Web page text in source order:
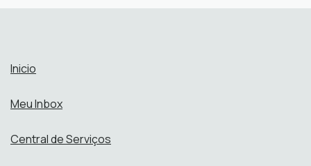
Inicio
Meu Inbox
Central de Serviços